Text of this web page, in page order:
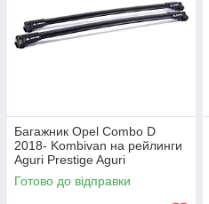
Багажник Opel Combo D
2018- Kombivan на рейлинги
Aguri Prestige Aguri
Готово до відправки